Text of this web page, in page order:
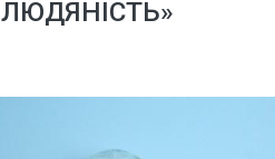
ЛЮДЯНІСТЬ»